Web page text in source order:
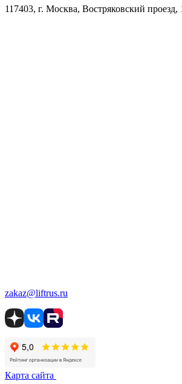
117403, г. Москва, Востряковский проезд,
zakaz@liftrus.ru
Карта сайта